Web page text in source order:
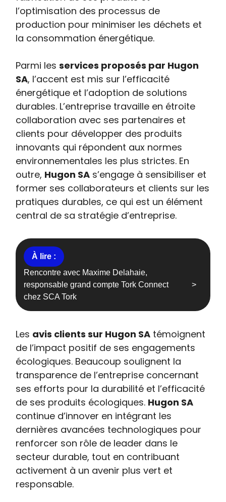
l’optimisation des processus de
production pour minimiser les déchets et
la consommation énergétique.
Parmi lesservices proposés par Hugon
SA, l’accent est mis sur l’efficacité
énergétique et l’adoption de solutions
durables. L’entreprise travaille en étroite
collaboration avec ses partenaires et
clients pour développer des produits
innovants qui répondent aux normes
environnementales les plus strictes. En
outre, Hugon SA s’engage à sensibiliser et
former ses collaborateurs et clients sur les
pratiques durables, ce qui est un élément
central de sa stratégie d’entreprise.
Rencontre avec Maxime Delahaie,
responsable grand compte Tork Connect
chez SCA Tork
Les avis clients sur Hugon SA témoignent
de l’impact positif de ses engagements
écologiques. Beaucoup soulignent la
transparence de l’entreprise concernant
ses efforts pour la durabilité et l’efficacité
de ses produits écologiques. Hugon SA
continue d’innover en intégrant les
dernières avancées technologiques pour
renforcer son rôle de leader dans le
secteur durable, tout en contribuant
activement à un avenir plus vert et
responsable.